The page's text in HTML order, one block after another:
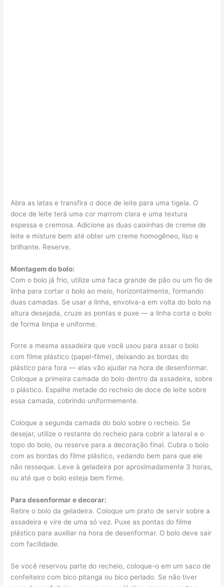
Abra as latas e transfira o doce de leite para uma tigela. O
doce de leite terá uma cor marrom clara e uma textura
espessa e cremosa. Adicione as duas caixinhas de creme de
leite e misture bem até obter um creme homogêneo, liso e
brilhante. Reserve.
Montagem do bolo:
Com o bolo já frio, utilize uma faca grande de pão ou um fio de
linha para cortar o bolo ao meio, horizontalmente, formando
duas camadas. Se usar a linha, envolva-a em volta do bolo na
altura desejada, cruze as pontas e puxe — a linha corta o bolo
de forma limpa e uniforme.
Forre a mesma assadeira que você usou para assar o bolo
com filme plástico (papel-filme), deixando as bordas do
plástico para fora — elas vão ajudar na hora de desenformar.
Coloque a primeira camada do bolo dentro da assadeira, sobre
o plástico. Espalhe metade do recheio de doce de leite sobre
essa camada, cobrindo uniformemente.
Coloque a segunda camada do bolo sobre o recheio. Se
desejar, utilize o restante do recheio para cobrir a lateral e o
topo do bolo, ou reserve para a decoração final. Cubra o bolo
com as bordas do filme plástico, vedando bem para que ele
não resseque. Leve à geladeira por aproximadamente 3 horas,
ou até que o bolo esteja bem firme.
Para desenformar e decorar:
Retire o bolo da geladeira. Coloque um prato de servir sobre a
assadeira e vire de uma só vez. Puxe as pontas do filme
plástico para auxiliar na hora de desenformar. O bolo deve sair
com facilidade.
Se você reservou parte do recheio, coloque-o em um saco de
confeiteiro com bico pitanga ou bico perlado. Se não tiver